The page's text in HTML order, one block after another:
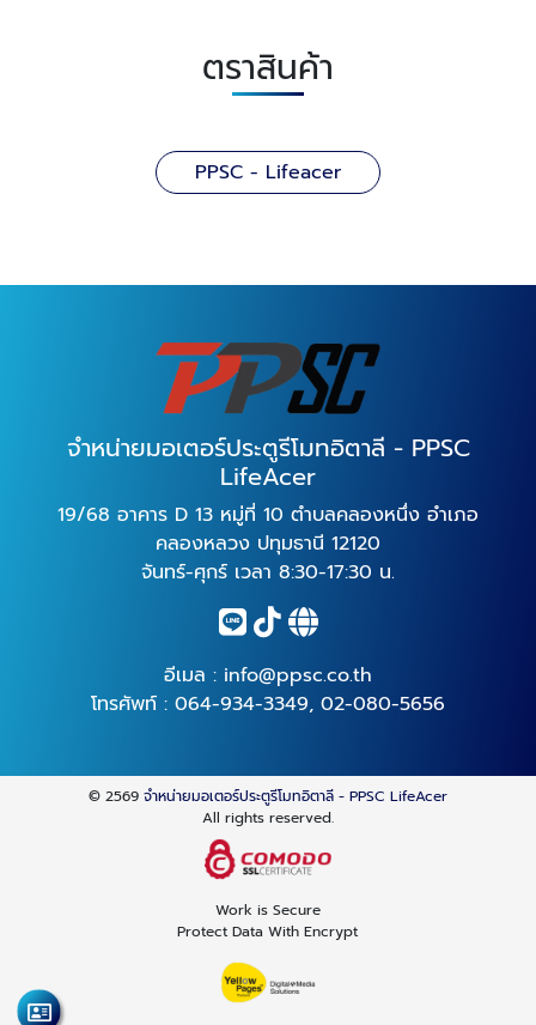
ตราสินค้า
PPSC - Lifeacer
จำหน่ายมอเตอร์ประตูรีโมทอิตาลี - PPSC
LifeAcer
19/68 อาคาร D 13 หมู่ที่ 10 ตำบลคลองหนึ่ง อำเภอ
คลองหลวง ปทุมธานี 12120
จันทร์-ศุกร์ เวลา 8:30-17:30 น.
อีเมล : info@ppsc.co.th
โทรศัพท์ : 064-934-3349, 02-080-5656
© 2569 จำหน่ายมอเตอร์ประตูรีโมทอิตาลี - PPSC LifeAcer
All rights reserved.
Work is Secure
Protect Data With Encrypt